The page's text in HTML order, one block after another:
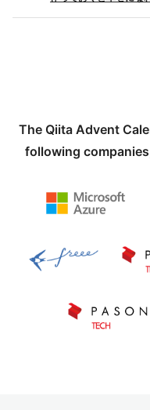
The Qiita Advent
following